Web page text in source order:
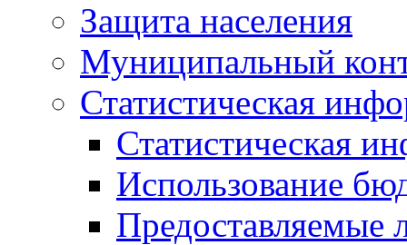
Защита населения
Муниципальный
Статистическая
Статистическая
Использование
Предоставляемые